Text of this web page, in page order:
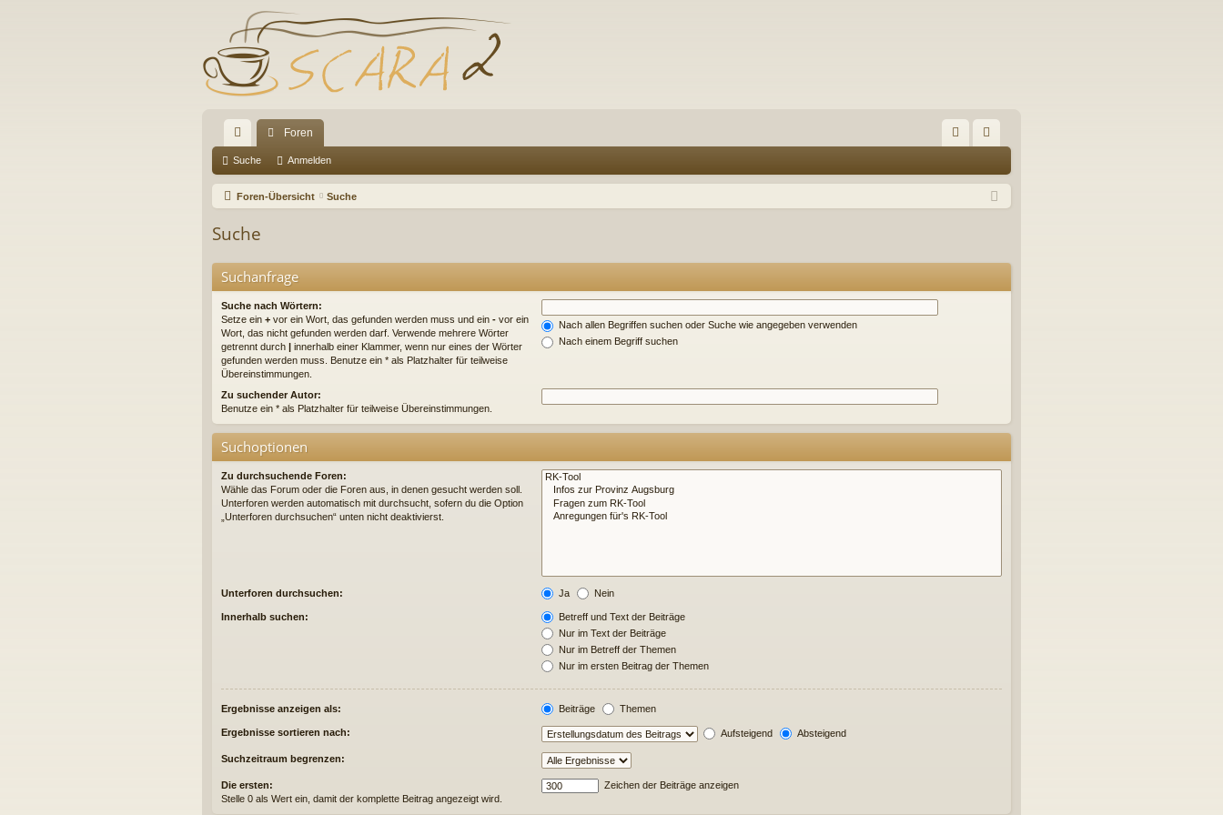
ch
ne
ug
Foren
Q m
Suche Anmelden
Foren-Übersicht Suche
Suche
Suchanfrage
Suche nach Wörtern:
Setze ein + vor ein Wort, das gefunden werden muss und ein - vor ein
Wort, das nicht gefunden werden darf. Verwende mehrere Wörter
getrennt durch | innerhalb einer Klammer, wenn nur eines der Wörter
gefunden werden muss. Benutze ein * als Platzhalter für teilweise
Übereinstimmungen.
Nach allen Begriffen suchen oder Suche wie angegeben verwenden
Nach einem Begriff suchen
Zu suchender Autor:
Benutze ein * als Platzhalter für teilweise Übereinstimmungen.
Suchoptionen
Zu durchsuchende Foren:
Wähle das Forum oder die Foren aus, in denen gesucht werden soll.
Unterforen werden automatisch mit durchsucht, sofern du die Option
„Unterforen durchsuchen“ unten nicht deaktivierst.
Unterforen durchsuchen: Ja Nein
Innerhalb suchen:
Betreff und Text der Beiträge
Nur im Text der Beiträge
Nur im Betreff der Themen
Nur im ersten Beitrag der Themen
Ergebnisse anzeigen als: Beiträge Themen
Ergebnisse sortieren nach: Aufsteigend Absteigend
Suchzeitraum begrenzen:
Die ersten:
Stelle 0 als Wert ein, damit der komplette Beitrag angezeigt wird.
Zeichen der Beiträge anzeigen